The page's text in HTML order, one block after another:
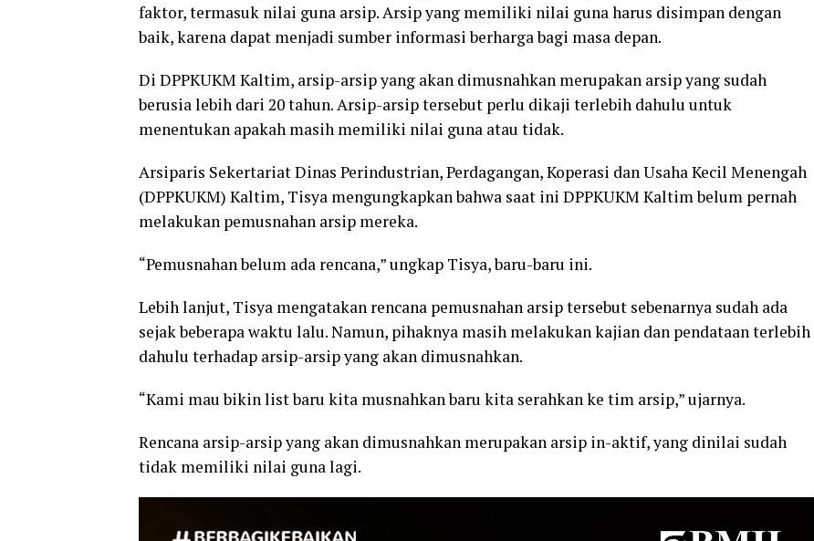
faktor, termasuk nilai guna arsip. Arsip yang memiliki nilai guna harus disimpan dengan
baik, karena dapat menjadi sumber informasi berharga bagi masa depan.
Di DPPKUKM Kaltim, arsip-arsip yang akan dimusnahkan merupakan arsip yang sudah
berusia lebih dari 20 tahun. Arsip-arsip tersebut perlu dikaji terlebih dahulu untuk
menentukan apakah masih memiliki nilai guna atau tidak.
Arsiparis Sekertariat Dinas Perindustrian, Perdagangan, Koperasi dan Usaha Kecil Menengah
(DPPKUKM) Kaltim, Tisya mengungkapkan bahwa saat ini DPPKUKM Kaltim belum pernah
melakukan pemusnahan arsip mereka.
“Pemusnahan belum ada rencana,” ungkap Tisya, baru-baru ini.
Lebih lanjut, Tisya mengatakan rencana pemusnahan arsip tersebut sebenarnya sudah ada
sejak beberapa waktu lalu. Namun, pihaknya masih melakukan kajian dan pendataan terlebih
dahulu terhadap arsip-arsip yang akan dimusnahkan.
“Kami mau bikin list baru kita musnahkan baru kita serahkan ke tim arsip,” ujarnya.
Rencana arsip-arsip yang akan dimusnahkan merupakan arsip in-aktif, yang dinilai sudah
tidak memiliki nilai guna lagi.